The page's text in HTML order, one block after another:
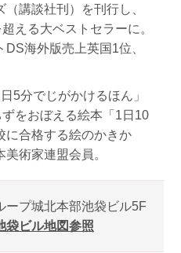
（講談社刊）を刊行し、
える大ベストセラーに。
DS海外版売上英国1位、
5分でじがかけるほん」
ずをおぼえる絵本「1日10
に合格する絵のかきか
術家連盟会員。
ープ城北本部池袋ビル5F
袋ビル地図参照